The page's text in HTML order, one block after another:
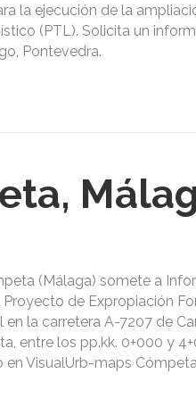
la ejecución de la
(PTL). Solicita un
Pontevedra.
(Málaga) somete a
Proyecto de Expropiación
en la carretera A-7207 de
entre los pp.kk. 0+000 y
en VisualUrb-maps